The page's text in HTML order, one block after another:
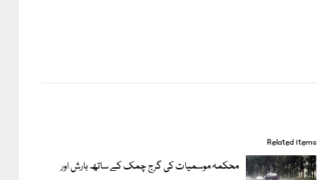
Related items
محکمہ موسمیات کی گرج چمک کے ساتھ بارش اور